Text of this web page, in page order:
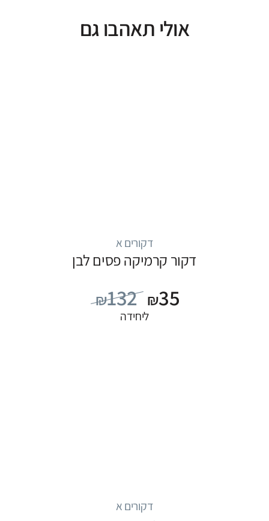
אולי תאהבו גם
דקורים א
דקור קרמיקה פסים לבן
₪132 ₪35
ליחידה
דקורים א